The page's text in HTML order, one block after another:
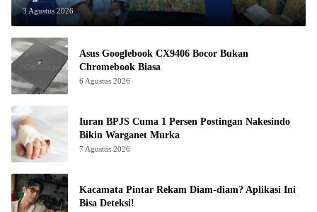
3 Agustus 2026
Asus Googlebook CX9406 Bocor Bukan
Chromebook Biasa
6 Agustus 2026
Iuran BPJS Cuma 1 Persen Postingan Nakesindo
Bikin Warganet Murka
7 Agustus 2026
Kacamata Pintar Rekam Diam-diam? Aplikasi Ini
Bisa Deteksi!